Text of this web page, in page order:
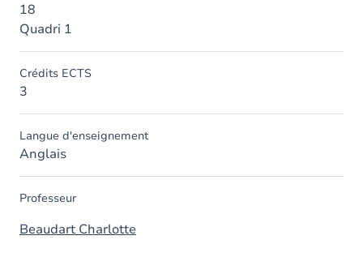
18
Quadri 1
Crédits ECTS
3
Langue d'enseignement
Anglais
Professeur
Beaudart Charlotte